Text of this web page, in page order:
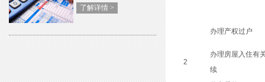
了解详情 >
办理产权过户
2
办理房屋入住有
续